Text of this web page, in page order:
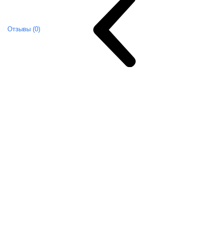
Отзывы (0)